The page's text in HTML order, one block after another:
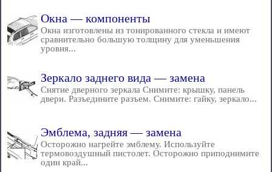
Окна — компоненты
Окна изготовлены из тонированного стекла и имеют
сравнительно большую толщину для уменьшения
уровня...
Зеркало заднего вида — замена
Снятие дверного зеркала Снимите: крышку, панель
двери. Разъедините разъем. Снимите: гайку, зеркало...
Эмблема, задняя — замена
Осторожно нагрейте эмблему. Используйте
термовоздушный пистолет. Осторожно приподнимите
один край...